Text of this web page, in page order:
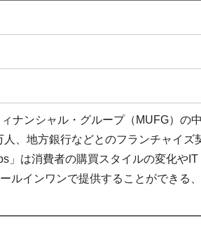
ナンシャル・グループ（MUFG）の
、地方銀行などとのフランチャイ
」は消費者の購買スタイルの変化や
ルインワンで提供することができる